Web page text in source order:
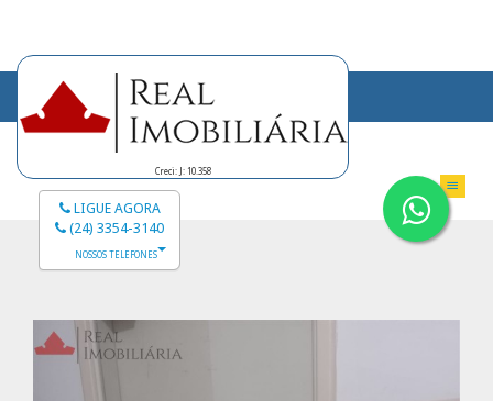
Creci: J: 10.358
LIGUE AGORA
(24) 3354-3140
NOSSOS TELEFONES